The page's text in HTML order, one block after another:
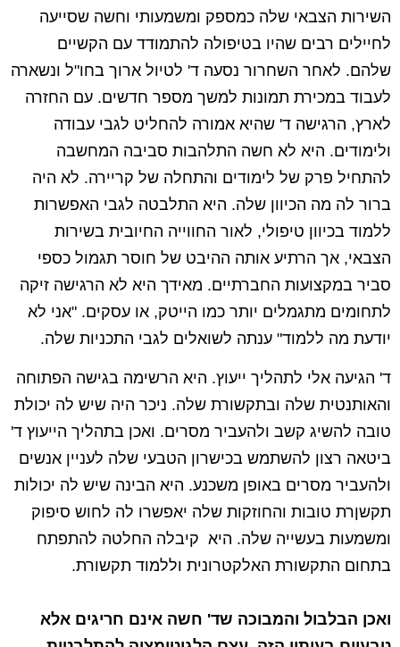
השירות הצבאי שלה כמספק ומשמעותי וחשה שסייעה
לחיילים רבים שהיו בטיפולה להתמודד עם הקשיים
שלהם. לאחר השחרור נסעה ד' לטיול ארוך בחו"ל ונשארה
לעבוד במכירת תמונות למשך מספר חדשים. עם החזרה
לארץ, הרגישה ד' שהיא אמורה להחליט לגבי עבודה
ולימודים. היא לא חשה התלהבות סביבה המחשבה
להתחיל פרק של לימודים והתחלה של קריירה. לא היה
ברור לה מה הכיוון שלה. היא התלבטה לגבי האפשרות
ללמוד בכיוון טיפולי, לאור החווייה החיובית בשירות
הצבאי, אך הרתיע אותה ההיבט של חוסר תגמול כספי
סביר במקצועות החברתיים. מאידך היא לא הרגישה זיקה
לתחומים מתגמלים יותר כמו הייטק, או עסקים. "אני לא
יודעת מה ללמוד" ענתה לשואלים לגבי התכניות שלה.
ד' הגיעה אלי לתהליך ייעוץ. היא הרשימה בגישה הפתוחה
והאותנטית שלה ובתקשורת שלה. ניכר היה שיש לה יכולת
טובה להשיג קשב ולהעביר מסרים. ואכן בתהליך הייעוץ ד'
ביטאה רצון להשתמש בכישרון הטבעי שלה לעניין אנשים
ולהעביר מסרים באופן משכנע. היא הבינה שיש לה יכולות
תקשןרת טובות והחוזקות שלה יאפשרו לה לחוש סיפוק
ומשמעות בעשייה שלה. היא קיבלה החלטה להתפתח
בתחום התקשורת האלקטרונית וללמוד תקשורת.
ואכן הבלבול והמבוכה שד' חשה אינם חריגים אלא